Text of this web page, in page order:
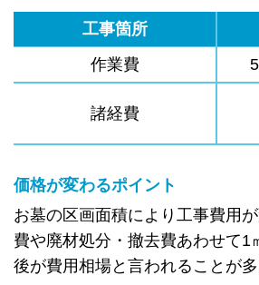
工事箇所
作業費
諸経費
価格が変わるポイント
お墓の区画面積により工事費用
費や廃材処分・撤去費あわせて1
後が費用相場と言われることが多